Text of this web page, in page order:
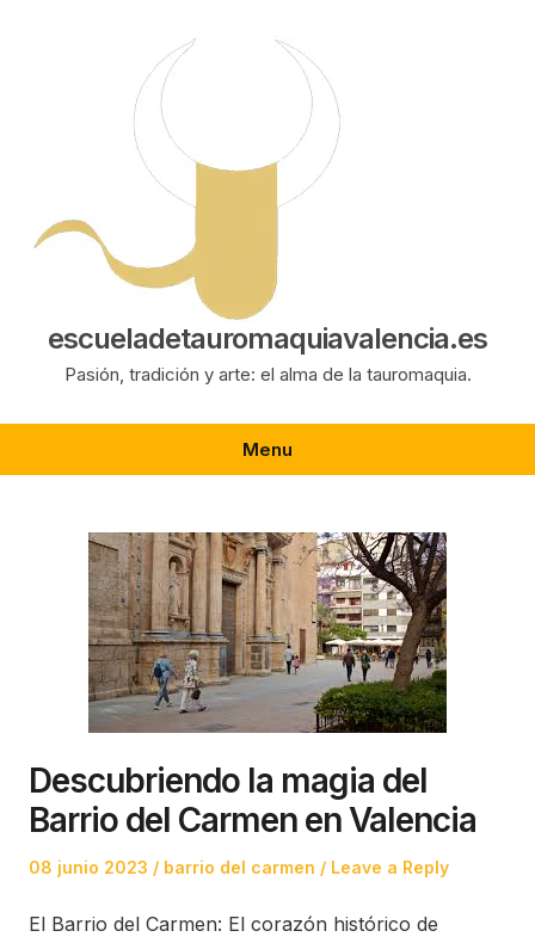
escueladetauromaquiavalencia.es
Pasión, tradición y arte: el alma de la tauromaquia.
Menu
Descubriendo la magia del
Barrio del Carmen en Valencia
Posted
08 junio 2023
Posted
barrio del carmen Leave a Reply
El Barrio del Carmen: El corazón histórico de